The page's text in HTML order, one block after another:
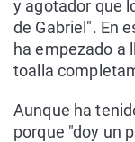
y agotador que
de Gabriel". En
ha empezado a
toalla
Aunque ha
porque "doy un